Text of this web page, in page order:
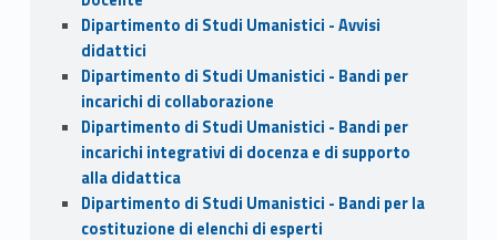
Dipartimento di Studi Umanistici - Avvisi
didattici
Dipartimento di Studi Umanistici - Bandi per
incarichi di collaborazione
Dipartimento di Studi Umanistici - Bandi per
incarichi integrativi di docenza e di supporto
alla didattica
Dipartimento di Studi Umanistici - Bandi per la
costituzione di elenchi di esperti